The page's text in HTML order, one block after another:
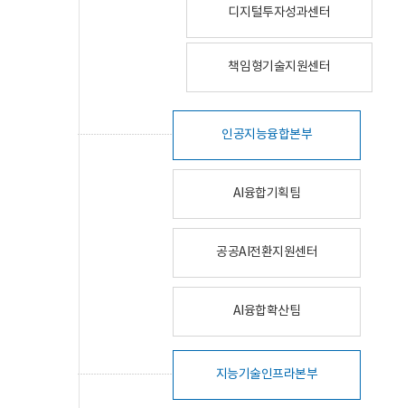
디지털투자성과센터
책임형기술지원센터
인공지능융합본부
AI융합기획팀
공공AI전환지원센터
AI융합확산팀
지능기술인프라본부